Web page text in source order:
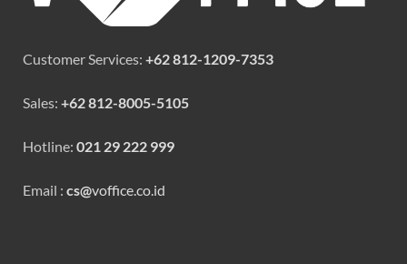
Customer Services: +62 812-1209-7353
Sales: +62 812-8005-5105
Hotline: 021 29 222 999
Email : cs@voffice.co.id